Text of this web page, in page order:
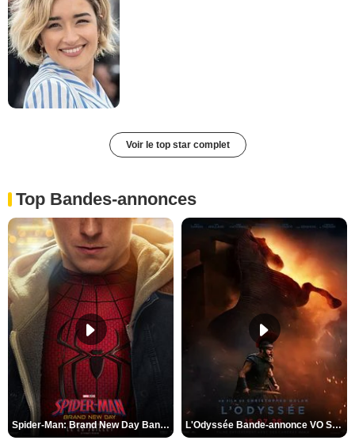
Voir le top star complet
Top Bandes-annonces
Spider-Man: Brand New Day Bande-annonce VO STFR L'Odyssée Bande-annonce VO STFR